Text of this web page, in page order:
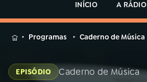
INÍCIO
A RÁDIO
MENU
na
Rádio
Programas Caderno de Música
EPISÓDIO Caderno de Música